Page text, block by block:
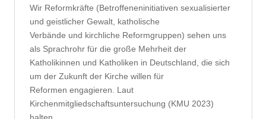
Wir Reformkräfte (Betroffeneninitiativen sexualisierter
und geistlicher Gewalt, katholische
Verbände und kirchliche Reformgruppen) sehen uns
als Sprachrohr für die große Mehrheit der
Katholikinnen und Katholiken in Deutschland, die sich
um der Zukunft der Kirche willen für
Reformen engagieren. Laut
Kirchenmitgliedschaftsuntersuchung (KMU 2023)